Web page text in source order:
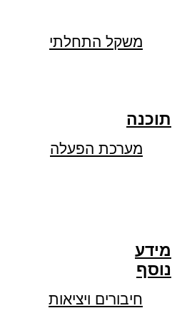
משקל התחלתי
תוכנה
מערכת הפעלה
מידע
נוסף
חיבורים ויציאות